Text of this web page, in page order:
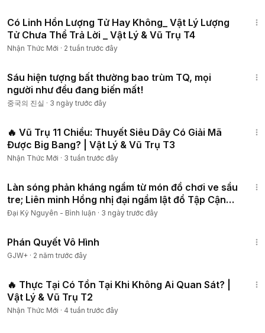
khán giả nguồn tri thức mới và sự hiểu biết sâu sắc, vượt ra
khỏi quan niệm và giới hạn của các phương pháp tư duy
truyền thống.
Có Linh Hồn Lượng Tử Hay Không_ Vật Lý Lượng
Tử Chưa Thể Trả Lời _ Vật Lý & Vũ Trụ T4
Nhận Thức Mới · 2 tuần trước đây
Sáu hiện tượng bất thường bao trùm TQ, mọi
người như đều đang biến mất!
중국의 진실 · 3 ngày trước đây
🔥 Vũ Trụ 11 Chiều: Thuyết Siêu Dây Có Giải Mã
Được Big Bang? | Vật Lý & Vũ Trụ T3
Nhận Thức Mới · 3 tuần trước đây
Làn sóng phản kháng ngầm từ món đồ chơi ve sầu
tre; Liên minh Hồng nhị đại ngầm lật đổ Tập Cận
Bình
Đại Kỷ Nguyên - Bình luận · 3 ngày trước đây
Phán Quyết Vô Hình
GJW+ · 2 năm trước đây
🔥 Thực Tại Có Tồn Tại Khi Không Ai Quan Sát? |
Vật Lý & Vũ Trụ T2
Nhận Thức Mới · 4 tuần trước đây